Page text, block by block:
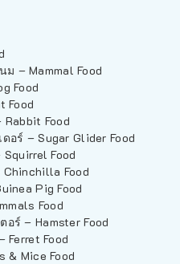
ม – Mammal Food
Food
Food
Food
อร์ – Sugar Glider Food
Food
Food
Pig Food
Food
ร์ – Hamster Food
Ferret Food
& Mice Food